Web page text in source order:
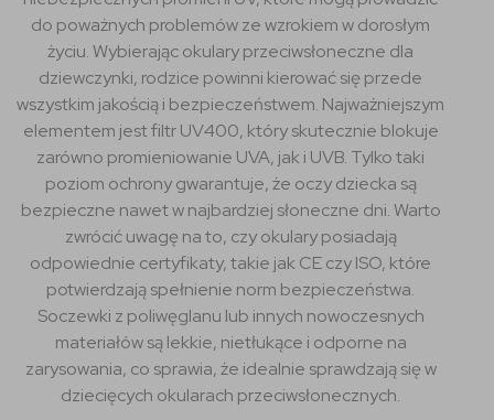
do poważnych problemów ze wzrokiem w dorosłym
życiu. Wybierając okulary przeciwsłoneczne dla
dziewczynki, rodzice powinni kierować się przede
wszystkim jakością i bezpieczeństwem. Najważniejszym
elementem jest filtr UV400, który skutecznie blokuje
zarówno promieniowanie UVA, jak i UVB. Tylko taki
poziom ochrony gwarantuje, że oczy dziecka są
bezpieczne nawet w najbardziej słoneczne dni. Warto
zwrócić uwagę na to, czy okulary posiadają
odpowiednie certyfikaty, takie jak CE czy ISO, które
potwierdzają spełnienie norm bezpieczeństwa.
Soczewki z poliwęglanu lub innych nowoczesnych
materiałów są lekkie, nietłukące i odporne na
zarysowania, co sprawia, że idealnie sprawdzają się w
dziecięcych okularach przeciwsłonecznych.